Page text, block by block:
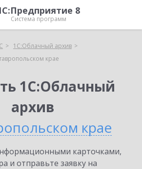
8
Система программ
1С:Облачный архив
крае
1С:Облачный
архив
крае
карточками,
и отправьте заявку на